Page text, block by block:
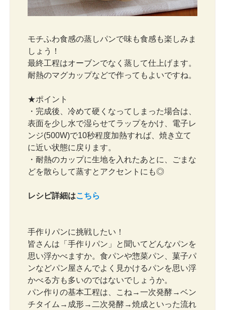
モチふわ食感の蒸しパンで味も食感も楽しみま
しょう！
最終工程はオーブンでなく蒸して仕上げます。
耐熱のマグカップなどで作ってもよいですね。
★ポイント
・完成後、冷めて硬くなってしまった場合は、
表面を少し水で湿らせてラップをかけ、電子レ
ンジ(500W)で10秒程度加熱すれば、焼き立て
に近い状態に戻ります。
・耐熱のカップに生地を入れたあとに、ごまな
どを散らして蒸すとアクセントにも◎
レシピ詳細はこちら
手作りパンに挑戦したい！
皆さんは「手作りパン」と聞いてどんなパンを
思い浮かべますか。食パンや惣菜パン、菓子パ
ンなどパン屋さんでよく見かけるパンを思い浮
かべる方も多いのではないでしょうか。
パン作りの基本工程は、こね→一次発酵→ベン
チタイム→成形→二次発酵→焼成といった流れ